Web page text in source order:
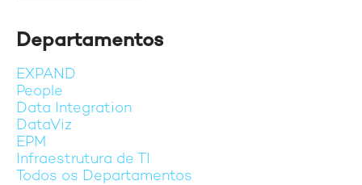
Departamentos
EXPAND
People
Data Integration
DataViz
EPM
Infraestrutura de TI
Todos os Departamentos